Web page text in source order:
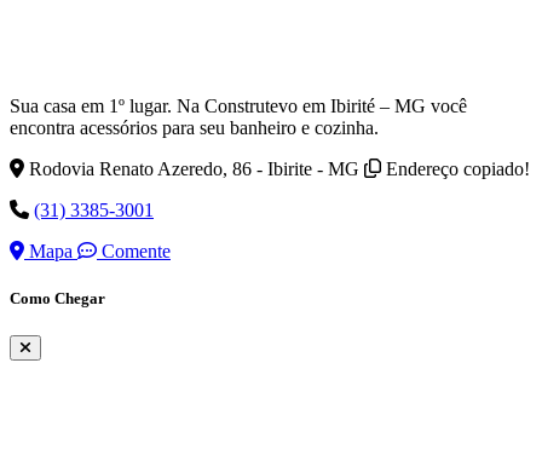
Sua casa em 1º lugar. Na Construtevo em Ibirité – MG você
encontra acessórios para seu banheiro e cozinha.
Rodovia Renato Azeredo, 86 - Ibirite - MG
Endereço copiado!
(31) 3385-3001
Mapa
Comente
Como Chegar